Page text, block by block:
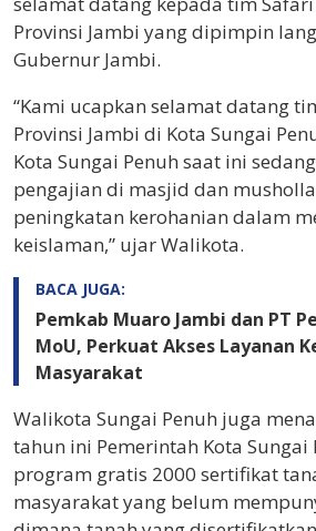
Provinsi Jambi yang dipimpin
Gubernur Jambi.
“Kami ucapkan selamat datang
Provinsi Jambi di Kota Sungai
Kota Sungai Penuh saat ini
pengajian di masjid dan
peningkatan kerohanian dalam
keislaman,” ujar Walikota.
BACA JUGA:
Pemkab Muaro Jambi dan PT
MoU, Perkuat Akses Layanan
Masyarakat
Walikota Sungai Penuh juga
tahun ini Pemerintah Kota
program gratis 2000 sertifikat
masyarakat yang belum